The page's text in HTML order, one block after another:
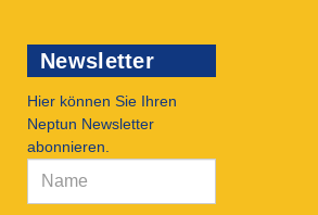
Newsletter
Hier können Sie Ihren
Neptun Newsletter
abonnieren.